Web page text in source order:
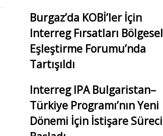
Burgaz’da KOBİ’ler İçin
Interreg Fırsatları Bölgesel
Eşleştirme Forumu’nda
Tartışıldı
Interreg IPA Bulgaristan–
Türkiye Programı’nın Yeni
Dönemi İçin İstişare Süreci